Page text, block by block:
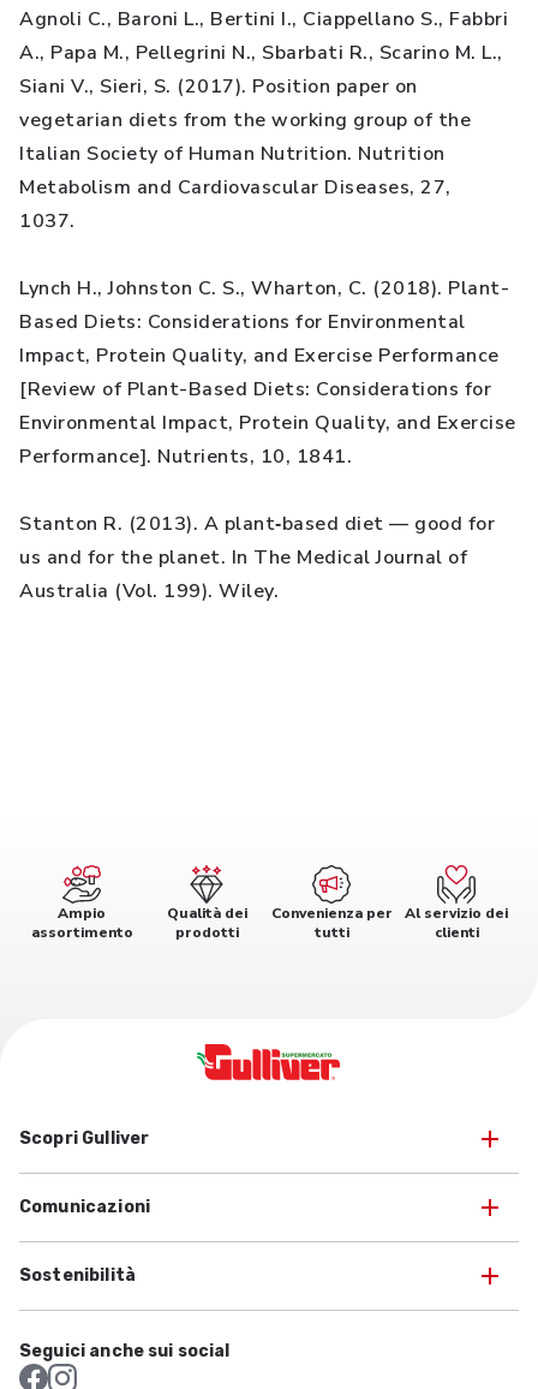
Agnoli C., Baroni L., Bertini I., Ciappellano S., Fabbri
A., Papa M., Pellegrini N., Sbarbati R., Scarino M. L.,
Siani V., Sieri, S. (2017). Position paper on
vegetarian diets from the working group of the
Italian Society of Human Nutrition. Nutrition
Metabolism and Cardiovascular Diseases, 27,
1037.
Lynch H., Johnston C. S., Wharton, C. (2018). Plant-
Based Diets: Considerations for Environmental
Impact, Protein Quality, and Exercise Performance
[Review of Plant-Based Diets: Considerations for
Environmental Impact, Protein Quality, and Exercise
Performance]. Nutrients, 10, 1841.
Stanton R. (2013). A plant‐based diet — good for
us and for the planet. In The Medical Journal of
Australia (Vol. 199). Wiley.
Ampio
assortimento
Qualità dei
prodotti
Convenienza per
tutti
Al servizio dei
clienti
Scopri Gulliver
Comunicazioni
Sostenibilità
Seguici anche sui social